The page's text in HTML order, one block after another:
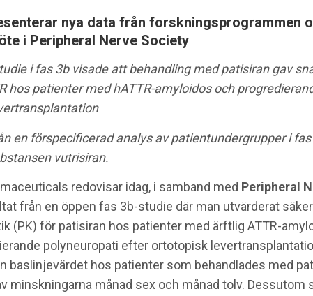
nya data från forskningsprogrammen
i Peripheral Nerve Society
i fas 3b visade att behandling med patisiran gav
hos patienter med hATTR-amyloidos och
en förspecificerad analys av patientundergrupper i
vutrisiran.
redovisar idag, i samband med Peripheral
från en öppen fas 3b-studie där man utvärderat
(PK) för patisiran hos patienter med ärftlig ATTR-
polyneuropati efter ortotopisk
baslinjevärdet hos patienter som behandlades med
minskningarna månad sex och månad tolv.